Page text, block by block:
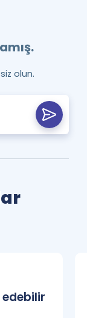
olun.